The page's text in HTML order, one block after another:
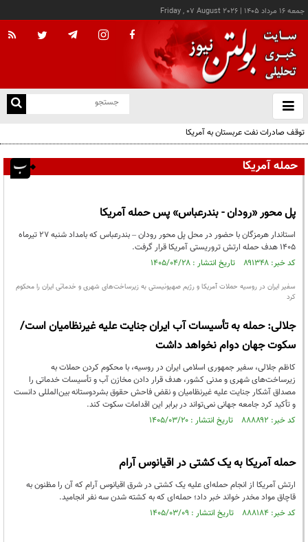
جمعه ۱۶ مرداد ۱۴۰۵ |
Friday , 07 August 2026
باز
و
توقف صادرات نفت عربستان به آمریکا
حمله آمریکا
پل محور «رودان - بندرعباس» پس حمله آمریکا
استاندار هرمزگان با حضور در محل پل محور رودان – بندرعباس که بامداد شنبه ۲۷ تیرماه
۱۴۰۵ هدف حمله ارتش تروریستی آمریکا قرار گرفت.
کد خبر: ۸۹۱۳۴۸ تاریخ انتشار : ۱۴۰۵/۰۴/۲۸
سفیر ایران در روسیه حملات آمریکا و رژیم صهیونیستی به زیرساخت‌های شهری و خدماتی ایران را محکوم
کرد
جلالی: حمله به تأسیسات آب ایران جنایت علیه غیرنظامیان است/
سکوت جهان دوام نخواهد داشت
کاظم جلالی، سفیر جمهوری اسلامی ایران در روسیه، با محکوم کردن حملات به
زیرساخت‌های شهری و مدنی کشور، هدف قرار دادن مخازن آب و تأسیسات خدماتی را
مصداق آشکار جنایت علیه غیرنظامیان و نقض فاحش حقوق بشردوستانه بین‌المللی دانست
و تأکید کرد جامعه جهانی نمی‌تواند در برابر این اقدامات سکوت کند.
کد خبر: ۸۸۸۸۹۲ تاریخ انتشار : ۱۴۰۵/۰۳/۲۰
حمله آمریکا به یک کشتی در اقیانوس آرام
ارتش آمریکا از انجام حمله‌ای علیه یک کشتی در شرق اقیانوس آرام که آن را مظنون به
قاچاق مواد مخدر خواند خبر داد؛ حمله‌ای که به کشته شدن سه نفر انجامید.
کد خبر: ۸۸۸۱۸۴ تاریخ انتشار : ۱۴۰۵/۰۳/۰۹